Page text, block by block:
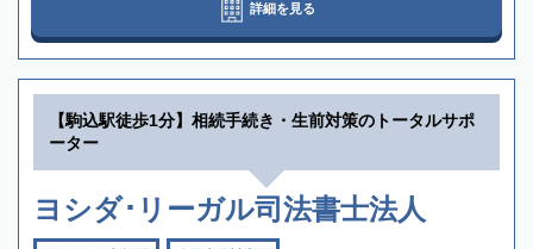
詳細を見る
【駒込駅徒歩1分】相続手続き・生前対策のトータルサポ
ーター
ヨシダ･リーガル司法書士法人